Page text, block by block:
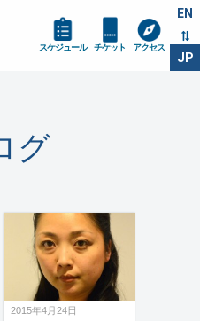
EN
JP
スケジュール チケット アクセス
グ
2015年4月24日